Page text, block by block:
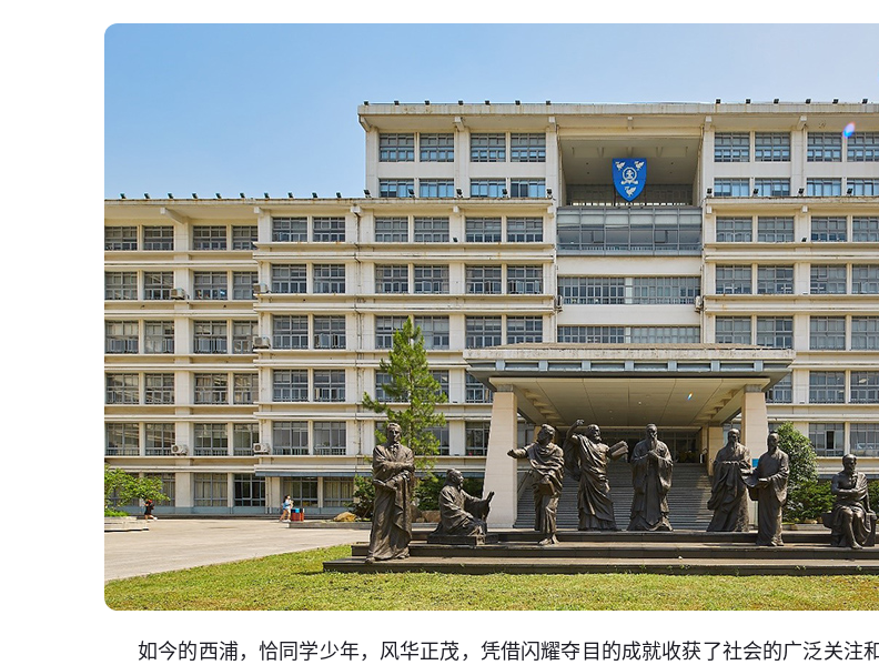
如今的西浦，恰同学少年，风华正茂，凭借闪耀夺目的成就收获了社会的广泛关